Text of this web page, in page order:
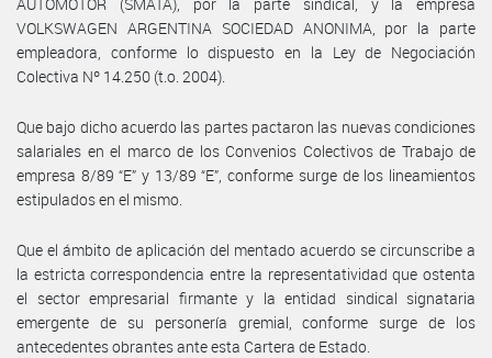
VOLKSWAGEN ARGENTINA SOCIEDAD ANONIMA, por la parte
empleadora, conforme lo dispuesto en la Ley de Negociación
Colectiva Nº 14.250 (t.o. 2004).
Que bajo dicho acuerdo las partes pactaron las nuevas condiciones
salariales en el marco de los Convenios Colectivos de Trabajo de
empresa 8/89 “E” y 13/89 “E”, conforme surge de los lineamientos
estipulados en el mismo.
Que el ámbito de aplicación del mentado acuerdo se circunscribe a
la estricta correspondencia entre la representatividad que ostenta
el sector empresarial firmante y la entidad sindical signataria
emergente de su personería gremial, conforme surge de los
antecedentes obrantes ante esta Cartera de Estado.